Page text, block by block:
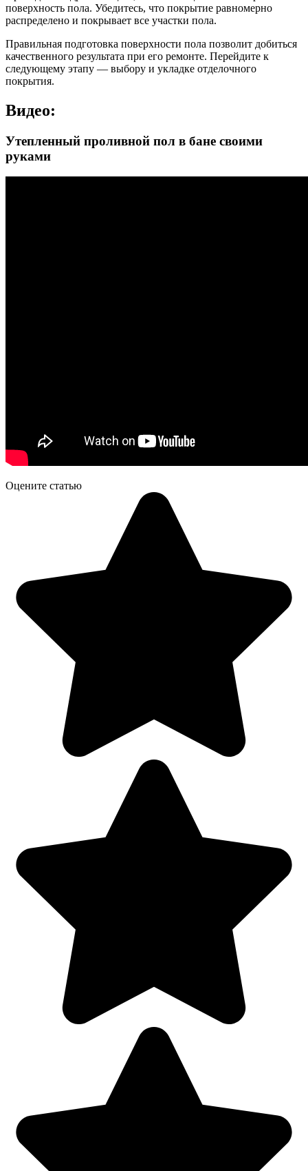
поверхность пола. Убедитесь, что покрытие равномерно
распределено и покрывает все участки пола.
Правильная подготовка поверхности пола позволит добиться
качественного результата при его ремонте. Перейдите к
следующему этапу — выбору и укладке отделочного
покрытия.
Видео:
Утепленный проливной пол в бане своими
руками
Оцените статью